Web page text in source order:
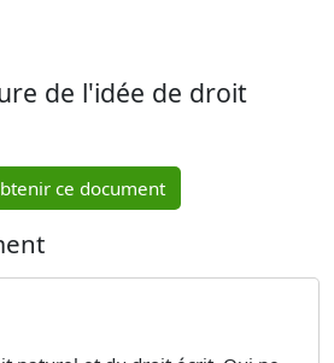
de l'idée de droit
ce document